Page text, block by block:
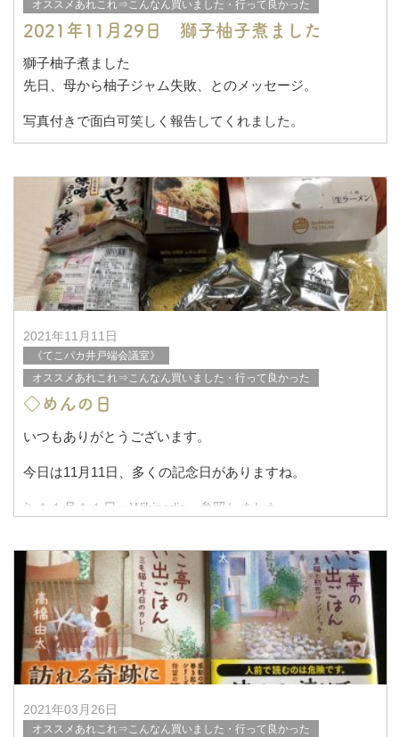
オススメあれこれ⇒こんなん買いました・行って良かった
2021年11月29日 獅子柚子煮ました
獅子柚子煮ました
先日、母から柚子ジャム失敗、とのメッセージ。
写真付きで面白可笑しく報告してくれました。
そう言えば、イチゴジャムやニンジンジャム以外、作った
ことないなあ。と思い気にな
2021年11月11日
《てこパカ井戸端会議室》
オススメあれこれ⇒こんなん買いました・行って良かった
◇めんの日
いつもありがとうございます。
今日は11月11日、多くの記念日がありますね。
▷１１月１１日ーWikipedia 参照しました
また毎月11
2021年03月26日
オススメあれこれ⇒こんなん買いました・行って良かった